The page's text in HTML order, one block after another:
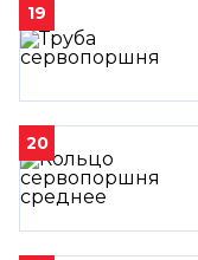
19
20